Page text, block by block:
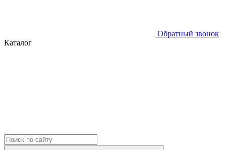
Обратный звонок
Каталог